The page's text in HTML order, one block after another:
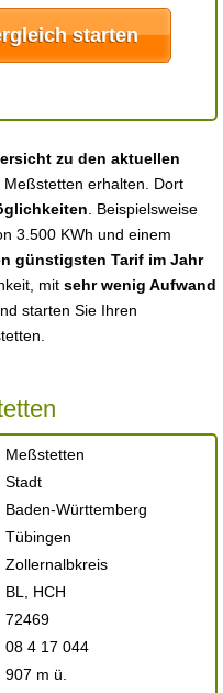
zu den aktuellen
erhalten. Dort
. Beispielsweise
3.500 KWh und einem
günstigsten Tarif im Jahr
mit sehr wenig Aufwand
starten Sie Ihren
Meßstetten
Stadt
Baden-Württemberg
Tübingen
Zollernalbkreis
BL, HCH
72469
08 4 17 044
907 m ü.